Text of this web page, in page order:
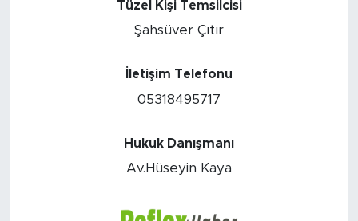
Tüzel Kişi Temsilcisi
Şahsüver Çıtır
İletişim Telefonu
05318495717
Hukuk Danışmanı
Av.Hüseyin Kaya